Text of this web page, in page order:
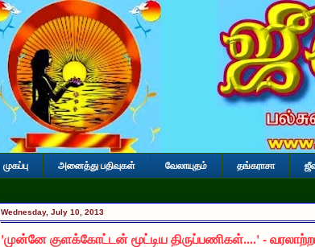
முகப்பு அனைத்து பதிவுகள் வேலாயுதம் தங்கராசா
Wednesday, July 10, 2013
'முன்னே குளக்கோட்டன் மூட்டிய திருப்பணிகள்....' -